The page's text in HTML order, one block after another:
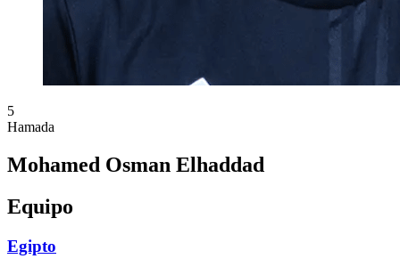
5
Hamada
Mohamed Osman Elhaddad
Equipo
Egipto